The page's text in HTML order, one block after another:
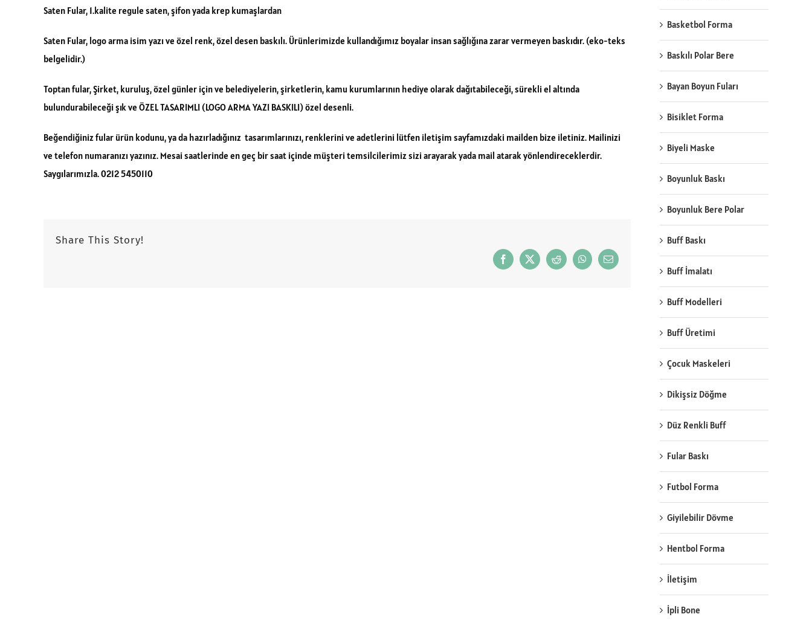
Saten Fular, 1.kalite regule saten, şifon yada krep kumaşlardan
Saten Fular, logo arma isim yazı ve özel renk, özel desen baskılı. Ürünlerimizde kullandığımız boyalar insan sağlığına zarar vermeyen baskıdır. (eko-teks
belgelidir.)
Toptan fular, Şirket, kuruluş, özel günler için ve belediyelerin, şirketlerin, kamu kurumlarının hediye olarak dağıtabileceği, sürekli el altında
bulundurabileceği şık ve ÖZEL TASARIMLI (LOGO ARMA YAZI BASKILI) özel desenli.
Beğendiğiniz fular ürün kodunu, ya da hazırladığınız tasarımlarınızı, renklerini ve adetlerini lütfen iletişim sayfamızdaki mailden bize iletiniz. Mailinizi
ve telefon numaranızı yazınız. Mesai saatlerinde en geç bir saat içinde müşteri temsilcilerimiz sizi arayarak yada mail atarak yönlendireceklerdir.
Saygılarımızla. 0212 5450110
Share This Story!
Facebook
X RedditWhatsApp
Email
Basketbol Forma
Baskılı Polar Bere
Bayan Boyun Fuları
Bisiklet Forma
Biyeli Maske
Boyunluk Baskı
Boyunluk Bere Polar
Buff Baskı
Buff İmalatı
Buff Modelleri
Buff Üretimi
Çocuk Maskeleri
Dikişsiz Döğme
Düz Renkli Buff
Fular Baskı
Futbol Forma
Giyilebilir Dövme
Hentbol Forma
İletişim
İpli Bone